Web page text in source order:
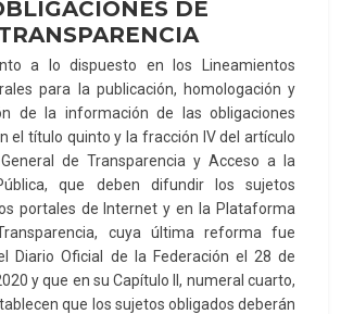
DE
a lo dispuesto en los Lineamientos
para la publicación, homologación y
de la información de las obligaciones
el título quinto y la fracción IV del artículo
de Transparencia y Acceso a la
que deben difundir los sujetos
portales de Internet y en la Plataforma
cuya última reforma fue
Diario Oficial de la Federación el 28 de
y que en su Capítulo II, numeral cuarto,
que los sujetos obligados deberán